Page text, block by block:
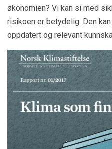
økonomien? Vi kan si med
risikoen er betydelig. Den
oppdatert og relevant